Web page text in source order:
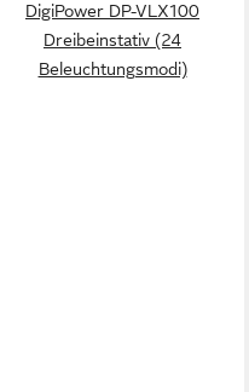
DigiPower DP-VLX100
Dreibeinstativ (24
Beleuchtungsmodi)